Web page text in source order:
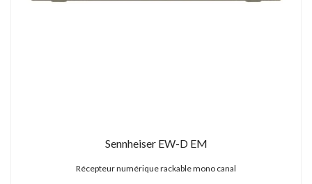
Sennheiser EW-D EM
Récepteur numérique rackable mono canal